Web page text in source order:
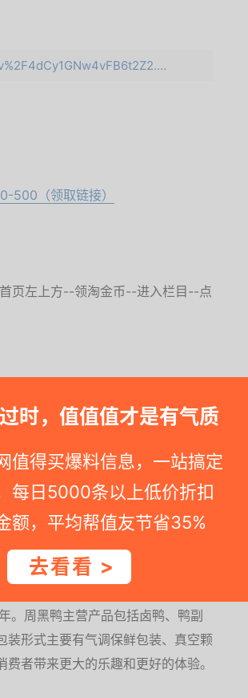
时，值值值才是有气质
值得买爆料信息，一站搞定
每日5000条以上低价折扣
额，平均帮值友节省35%
去看看 >
（领取链接）
页左上方--领淘金币--进入栏目--点
现标价已恢复原价, 可能就是特卖完结 --
宛如鲜卤，甜辣透味。
。周黑鸭主营产品包括卤鸭、鸭副
装形式主要有气调保鲜包装、真空颗
者带来更大的乐趣和更好的体验。